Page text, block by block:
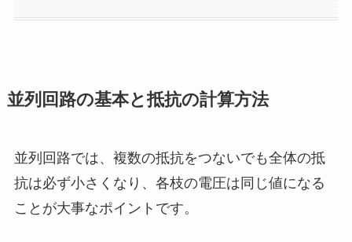
並列回路の基本と抵抗の計算方法
並列回路では、複数の抵抗をつないでも全体の抵
抗は必ず小さくなり、各枝の電圧は同じ値になる
ことが大事なポイントです。